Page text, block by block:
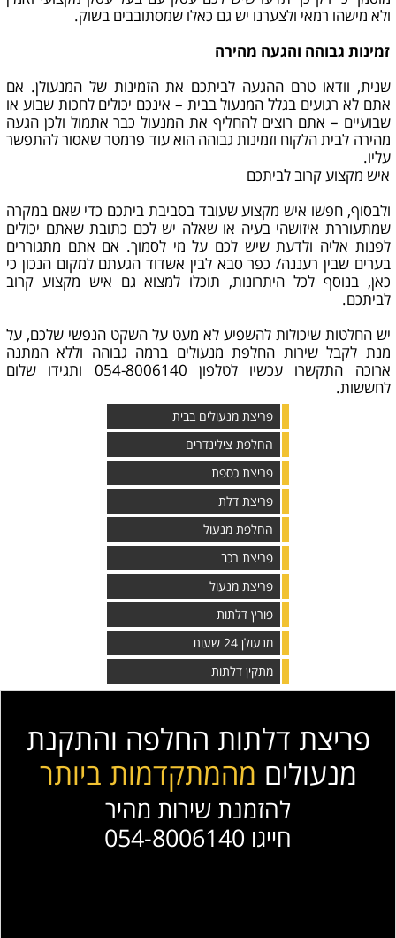
ולא מישהו רמאי ולצערנו יש גם כאלו שמסתובבים בשוק.
זמינות גבוהה והגעה מהירה
שנית, וודאו טרם ההגעה לביתכם את הזמינות של המנעולן. אם
אתם לא רגועים בגלל המנעול בבית – אינכם יכולים לחכות שבוע או
שבועיים – אתם רוצים להחליף את המנעול כבר אתמול ולכן הגעה
מהירה לבית הלקוח וזמינות גבוהה הוא עוד פרמטר שאסור להתפשר
עליו.
איש מקצוע קרוב לביתכם
ולבסוף, חפשו איש מקצוע שעובד בסביבת ביתכם כדי שאם במקרה
שמתעוררת איזושהי בעיה או שאלה יש לכם כתובת שאתם יכולים
לפנות אליה ולדעת שיש לכם על מי לסמוך. אם אתם מתגוררים
בערים שבין רעננה/ כפר סבא לבין אשדוד הגעתם למקום הנכון כי
כאן, בנוסף לכל היתרונות, תוכלו למצוא גם איש מקצוע קרוב
לביתכם.
יש החלטות שיכולות להשפיע לא מעט על השקט הנפשי שלכם, על
מנת לקבל שירות החלפת מנעולים ברמה גבוהה וללא המתנה
ארוכה התקשרו עכשיו לטלפון 054-8006140 ותגידו שלום
לחששות.
פריצת מנעולים בבית
החלפת צילינדרים
פריצת כספת
פריצת דלת
החלפת מנעול
פריצת רכב
פריצת מנעול
פורץ דלתות
מנעולן 24 שעות
מתקין דלתות
פריצת דלתות החלפה והתקנת
מנעולים מהמתקדמות ביותר
להזמנת שירות מהיר
חייגו 054-8006140